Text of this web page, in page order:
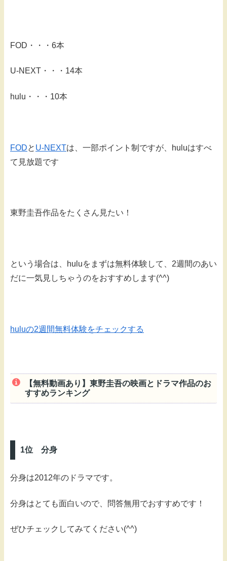
FOD・・・6本
U-NEXT・・・14本
hulu・・・10本
FODと U-NEXTは、一部ポイント制ですが、huluはすべ
て見放題です
東野圭吾作品をたくさん見たい！
という場合は、huluをまずは無料体験して、2週間のあい
だに一気見しちゃうのをおすすめします(^^)
huluの2週間無料体験をチェックする
【無料動画あり】東野圭吾の映画とドラマ作品のお
すすめランキング
1位 分身
分身は2012年のドラマです。
分身はとても面白いので、問答無用でおすすめです！
ぜひチェックしてみてください(^^)